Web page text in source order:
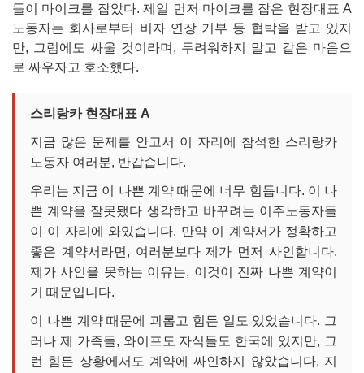
들이 마이크를 잡았다. 제일 먼저 마이크를 잡은 현장대표 A
노동자는 회사로부터 비자 연장 거부 등 협박을 받고 있지
만, 그럼에도 싸울 것이라며, 두려워하지 말고 같은 마음으
로 싸우자고 호소했다.
스리랑카 현장대표 A
지금 많은 문제를 안고서 이 자리에 참석한 스리랑카
노동자 여러분, 반갑습니다.
우리는 지금 이 나쁜 계약 때문에 너무 힘듭니다. 이 나
쁜 계약을 잘못됐다 생각하고 바꾸려는 이주노동자들
이 이 자리에 와있습니다. 만약 이 계약서가 정확하고
좋은 계약서라면, 여러분보다 제가 먼저 사인합니다.
제가 사인을 못하는 이유는, 이것이 진짜 나쁜 계약이
기 때문입니다.
이 나쁜 계약 때문에 괴롭고 힘든 일도 있었습니다. 그
러나 제 가족들, 와이프도 자식들도 한국에 있지만, 그
런 힘든 상황에서도 계약에 싸인하지 않았습니다. 지